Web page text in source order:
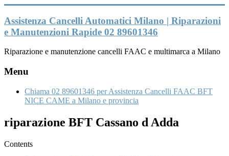
al
contenuto
Assistenza Cancelli Automatici Milano | Riparazioni
e Manutenzioni Rapide 02 89601346
Riparazione e manutenzione cancelli FAAC e multimarca a Milano
Menu
Chiama 02 89601346 per Assistenza Cancelli FAAC BFT
NICE CAME a Milano e provincia
riparazione BFT Cassano d Adda
Contents